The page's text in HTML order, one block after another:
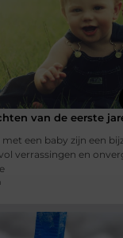
van de eerste
met een baby zijn een
verrassingen en